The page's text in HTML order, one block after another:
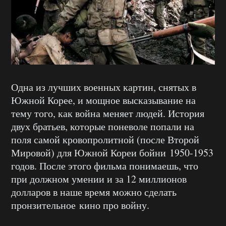
Одна из лучших военных картин, снятых в
Южной Корее, и мощное высказывание на
тему того, как война меняет людей. История
двух братьев, которые поневоле попали на
поля самой кровопролитной (после Второй
Мировой) для Южной Кореи бойни 1950-1953
годов. После этого фильма понимаешь, что
при должном умении и за 12 миллионов
долларов в наше время можно сделать
пронзительное кино про войну.